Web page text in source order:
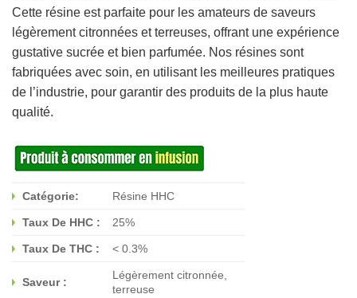
Cette résine est parfaite pour les amateurs de saveurs
légèrement citronnées et terreuses, offrant une expérience
gustative sucrée et bien parfumée. Nos résines sont
fabriquées avec soin, en utilisant les meilleures pratiques
de l’industrie, pour garantir des produits de la plus haute
qualité.
Catégorie: Résine HHC
Taux De HHC : 25%
Taux De THC : < 0.3%
Saveur :
Légèrement citronnée,
terreuse